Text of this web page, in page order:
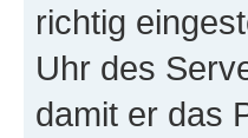
richtig
Uhr des
damit er das